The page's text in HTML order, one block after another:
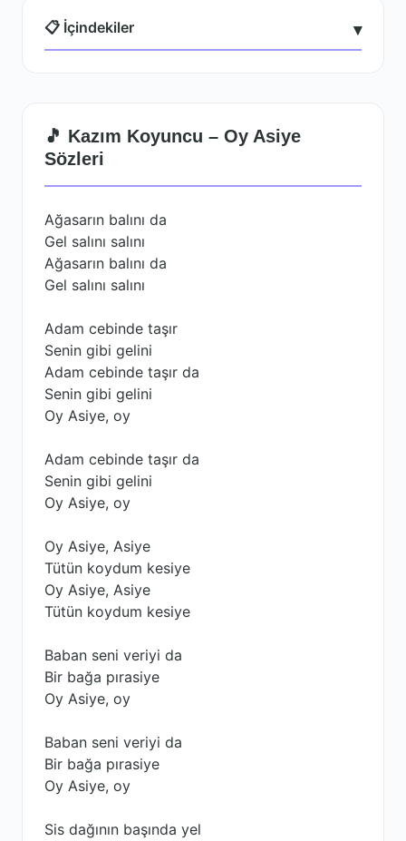
📋 İçindekiler ▾
🎵 Kazım Koyuncu – Oy Asiye
Sözleri
Ağasarın balını da
Gel salını salını
Ağasarın balını da
Gel salını salını
Adam cebinde taşır
Senin gibi gelini
Adam cebinde taşır da
Senin gibi gelini
Oy Asiye, oy
Adam cebinde taşır da
Senin gibi gelini
Oy Asiye, oy
Oy Asiye, Asiye
Tütün koydum kesiye
Oy Asiye, Asiye
Tütün koydum kesiye
Baban seni veriyi da
Bir bağa pırasiye
Oy Asiye, oy
Baban seni veriyi da
Bir bağa pırasiye
Oy Asiye, oy
Sis dağının başında yel